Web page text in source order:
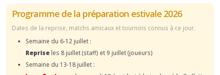
Programme de la préparation estivale 2026
Dates de la reprise, matchs amicaux et tournois connus à ce jour.
Semaine du 6-12 juillet :
Reprise les 8 juillet (staff) et 9 juillet (joueurs)
Semaine du 13-18 juillet :